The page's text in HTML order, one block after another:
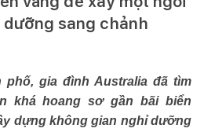
sang chảnh
gia đình Australia đã tìm
khá hoang sơ gần bãi biển
dựng không gian nghỉ dưỡng